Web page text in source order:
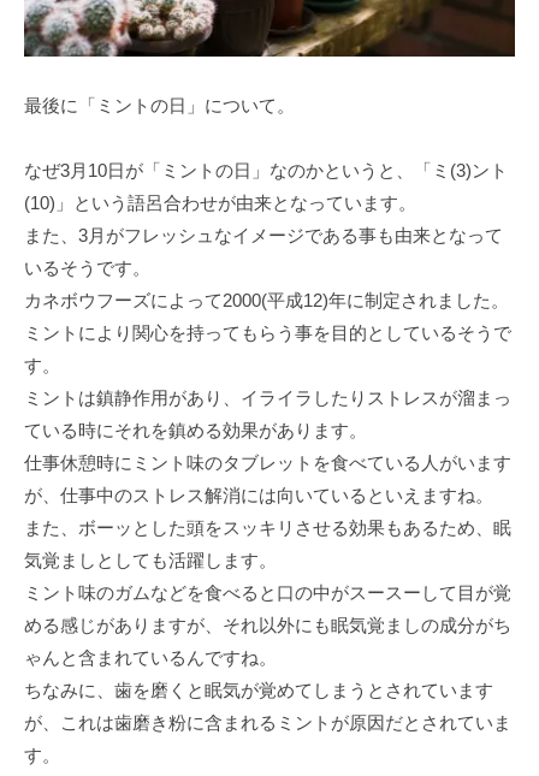
最後に「ミントの日」について。
なぜ3月10日が「ミントの日」なのかというと、「ミ(3)ント
(10)」という語呂合わせが由来となっています。
また、3月がフレッシュなイメージである事も由来となって
いるそうです。
カネボウフーズによって2000(平成12)年に制定されました。
ミントにより関心を持ってもらう事を目的としているそうで
す。
ミントは鎮静作用があり、イライラしたりストレスが溜まっ
ている時にそれを鎮める効果があります。
仕事休憩時にミント味のタブレットを食べている人がいます
が、仕事中のストレス解消には向いているといえますね。
また、ボーッとした頭をスッキリさせる効果もあるため、眠
気覚ましとしても活躍します。
ミント味のガムなどを食べると口の中がスースーして目が覚
める感じがありますが、それ以外にも眠気覚ましの成分がち
ゃんと含まれているんですね。
ちなみに、歯を磨くと眠気が覚めてしまうとされています
が、これは歯磨き粉に含まれるミントが原因だとされていま
す。